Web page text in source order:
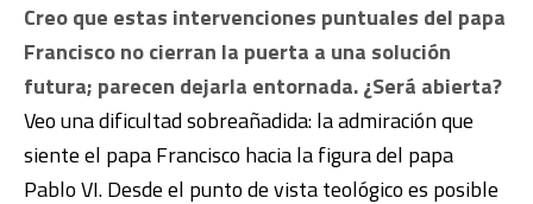
Creo que estas intervenciones puntuales del papa
Francisco no cierran la puerta a una solución
futura; parecen dejarla entornada. ¿Será abierta?
Veo una dificultad sobreañadida: la admiración que
siente el papa Francisco hacia la figura del papa
Pablo VI. Desde el punto de vista teológico es posible